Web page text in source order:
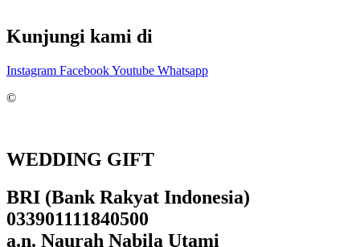
Kunjungi kami di
Instagram FacebookYoutube Whatsapp
©
WEDDING GIFT
BRI (Bank Rakyat Indonesia)
033901111840500
a.n. Naurah Nabila Utami